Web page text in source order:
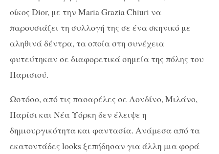
οίκος Dior, με την Maria Grazia Chiuri να
παρουσιάζει τη συλλογή της σε ένα σκηνικό με
αληθινά δέντρα, τα οποία στη συνέχεια
φυτεύτηκαν σε διαφορετικά σημεία της πόλης του
Παρισιού.
Ωστόσο, από τις πασαρέλες σε Λονδίνο, Μιλάνο,
Παρίσι και Νέα Υόρκη δεν έλειψε η
δημιουργικότητα και φαντασία. Ανάμεσα από τα
εκατοντάδες looks ξεπήδησαν για άλλη μια φορά